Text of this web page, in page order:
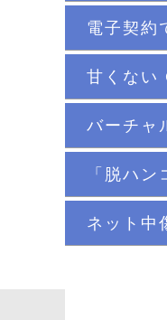
電子契約
甘くない
バーチャ
「脱ハ
ネット中